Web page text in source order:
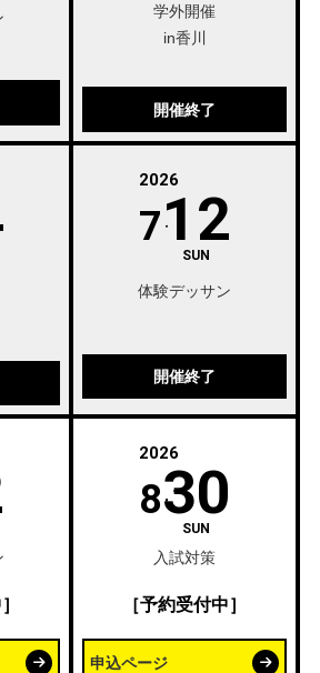
学外開催
in香川
開催終了
2026
712
SUN
体験デッサン
開催終了
2026
830
SUN
入試対策
［予約受付中］
申込ページ